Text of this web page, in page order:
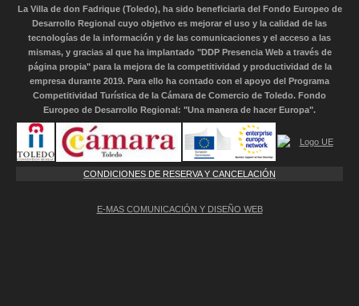
La Villa de don Fadrique (Toledo), ha sido beneficiaria del Fondo Europeo de
Desarrollo Regional cuyo objetivo es mejorar el uso y la calidad de las
tecnologías de la información y de las comunicaciones y el acceso a las
mismas, y gracias al que ha implantado "DDP Presencia Web a través de
página propia" para la mejora de la competitividad y productividad de la
empresa durante 2019. Para ello ha contado con el apoyo del Programa
Competitividad Turística de la Cámara de Comercio de Toledo. Fondo
Europeo de Desarrollo Regional: "Una manera de hacer Europa".
CONDICIONES DE RESERVA Y CANCELACIÓN
E-MAS COMUNICACIÓN Y DISEÑO WEB